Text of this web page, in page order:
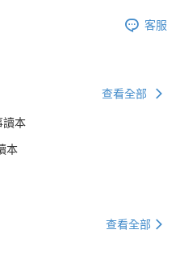
客服
查看全部
讀本
本
查看全部